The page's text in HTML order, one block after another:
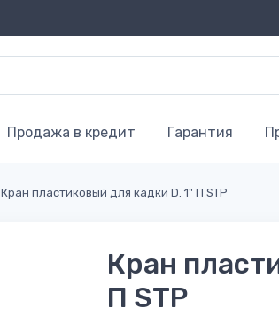
Продажа в кредит Гарантия
Кран пластиковый для кадки D. 1" П STP
Кран
П STP